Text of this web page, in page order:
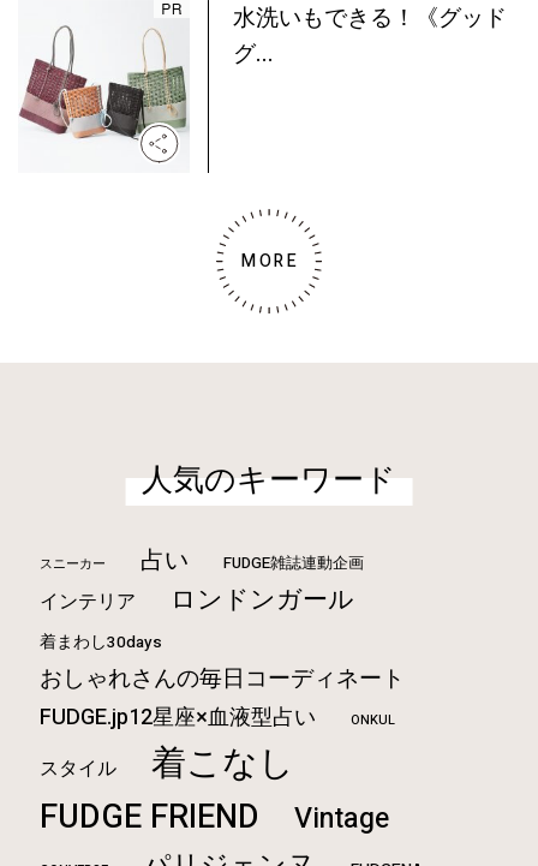
水洗いもできる！《グッド
グ...
MORE
人気のキーワード
スニーカー 占い FUDGE雑誌連動企画
インテリア ロンドンガール
着まわし30days
おしゃれさんの毎日コーディネート
FUDGE.jp12星座×血液型占い ONKUL
スタイル 着こなし
FUDGE FRIEND Vintage